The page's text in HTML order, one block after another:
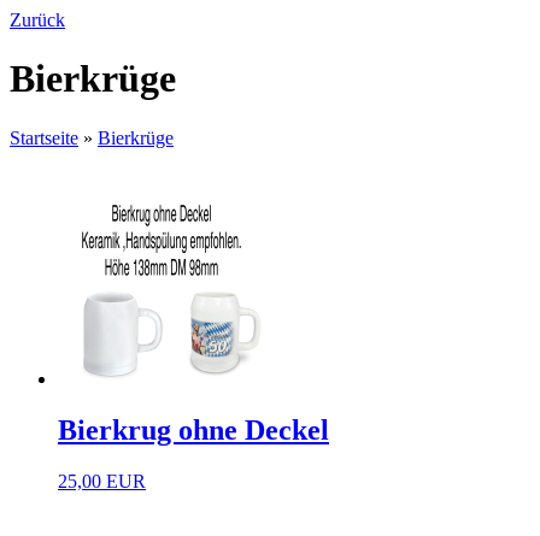
Zurück
Bierkrüge
Startseite » Bierkrüge
Bierkrug ohne Deckel
25,00 EUR